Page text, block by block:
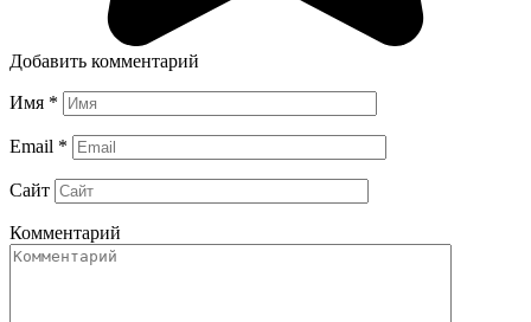
Добавить комментарий
Имя *
Email *
Сайт
Комментарий